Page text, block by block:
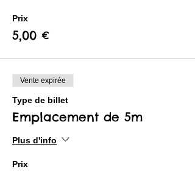
Prix
5,00 €
Vente expirée
Type de billet
Emplacement de 5m
Plus d'info
Prix